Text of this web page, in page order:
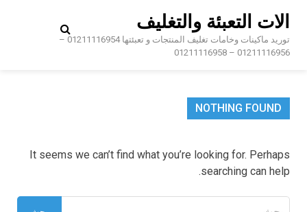
content
الات التعبئة والتغليف
توريد ماكينات وخامات تغليف المنتجات و تعبئتها 01211116954 –
01211116956 – 01211116958
NOTHING FOUND
It seems we can’t find what you’re looking for. Perhaps
searching can help.